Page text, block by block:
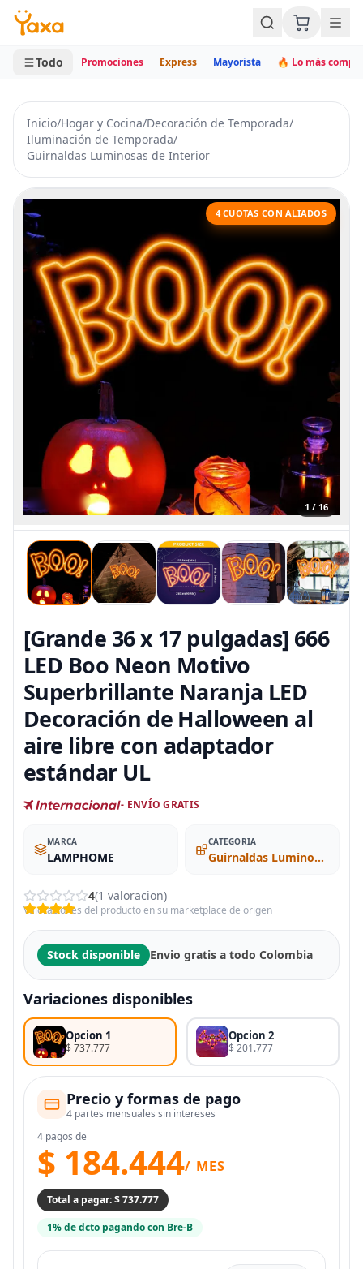
MINI CARRITO
0 productos
Todo Promociones Express Mayorista 🔥 Lo más
Inicio/Hogar y Cocina/Decoración de Temporada/
Iluminación de Temporada/
Guirnaldas Luminosas de Interior
1 / 16
4 CUOTAS CON ALIADOS
[Grande 36 x 17 pulgadas] 666
LED Boo Neon Motivo
Superbrillante Naranja LED
Decoración de Halloween al
aire libre con adaptador
estándar UL
- ENVÍO GRATIS
MARCA
LAMPHOME
CATEGORIA
Guirnaldas Luminosas de Interior
4(1 valoracion)
Valoraciones del producto en su marketplace de origen
Stock disponible Envio gratis a todo Colombia
Variaciones disponibles
Opcion 1
$ 737.777
Opcion 2
$ 201.777
Precio y formas de pago
4 partes mensuales sin intereses
4 pagos de
$ 184.444/ MES
Total a pagar: $ 737.777
1% de dcto pagando con Bre-B